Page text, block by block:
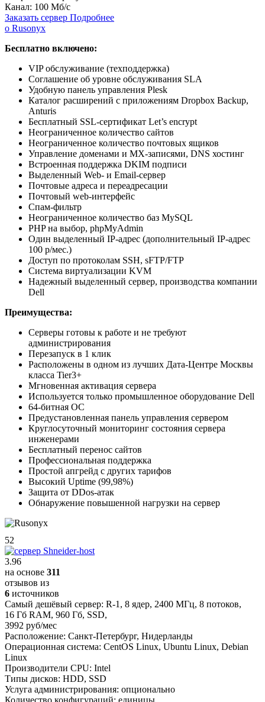
Канал: 100 Мб/с
Заказать сервер Подробнее
о Rusonyx
Бесплатно включено:
VIP обслуживание (техподдержка)
Соглашение об уровне обслуживания SLA
Удобную панель управления Plesk
Каталог расширений с приложениям Dropbox Backup,
Anturis
Бесплатный SSL-сертификат Let’s encrypt
Неограниченное количество сайтов
Неограниченное количество почтовых ящиков
Управление доменами и MX-записями, DNS хостинг
Встроенная поддержка DKIM подписи
Выделенный Web- и Email-сервер
Почтовые адреса и переадресации
Почтовый web-интерфейс
Спам-фильтр
Неограниченное количество баз MySQL
PHP на выбор, phpMyAdmin
Один выделенный IP-адрес (дополнительный IP-адрес
100 р/мес.)
Доступ по протоколам SSH, sFTP/FTP
Система виртуализации KVM
Надежный выделенный сервер, производства компании
Dell
Преимущества:
Серверы готовы к работе и не требуют
администрирования
Перезапуск в 1 клик
Расположены в одном из лучших Дата-Центре Москвы
класса Tier3+
Мгновенная активация сервера
Используется только промышленное оборудование Dell
64-битная ОС
Предустановленная панель управления сервером
Круглосуточный мониторинг состояния сервера
инженерами
Бесплатный перенос сайтов
Профессиональная поддержка
Простой апгрейд с других тарифов
Высокий Uptime (99,98%)
Защита от DDos-атак
Обнаружение повышенной нагрузки на сервер
52
3.96
на основе 311
отзывов из
6 источников
Самый дешёвый сервер: R-1 , 8 ядер, 2400 МГц, 8 потоков,
16 Гб RAM, 960 Гб, SSD,
3992 руб/мес
Расположение: Санкт-Петербург, Нидерланды
Операционная система: CentOS Linux, Ubuntu Linux, Debian
Linux
Производители CPU: Intel
Типы дисков: HDD, SSD
Услуга администрирования: опционально
Количество конфигураций: единицы